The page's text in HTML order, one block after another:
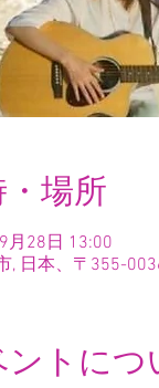
・場所
月28日 13:00
, 日本、〒355-
ントにつ